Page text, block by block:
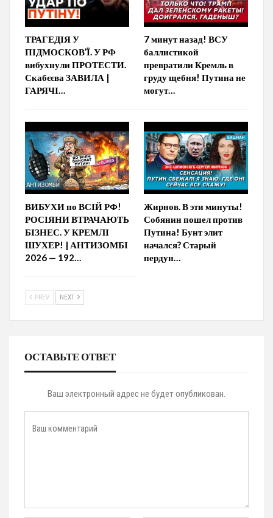
ТРАГЕДІЯ У
ПІДМОСКОВ’Ї. У РФ
вибухнули ПРОТЕСТИ.
Скабєєва ЗАВИЛА |
ГАРЯЧІ…
7 минут назад! ВСУ
баллистикой
превратили Кремль в
груду щебня! Путина не
могут…
ВИБУХИ по ВСІЙ РФ!
РОСІЯНИ ВТРАЧАЮТЬ
БІЗНЕС. У КРЕМЛІ
ШУХЕР! | АНТИЗОМБІ
2026 — 192…
Жирнов. В эти минуты!
Собянин пошел против
Путина! Бунт элит
начался? Старый
пердун…
PREV NEXT
ОСТАВЬТЕ ОТВЕТ
Ваш электронный адрес не будет опубликован.